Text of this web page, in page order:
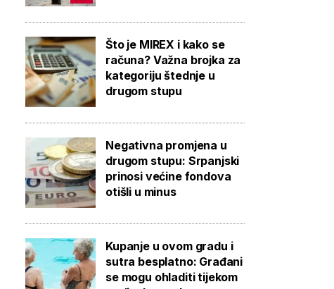
Što je MIREX i kako se
računa? Važna brojka za
kategoriju štednje u
drugom stupu
Negativna promjena u
drugom stupu: Srpanjski
prinosi većine fondova
otišli u minus
Kupanje u ovom gradu i
sutra besplatno: Građani
se mogu ohladiti tijekom